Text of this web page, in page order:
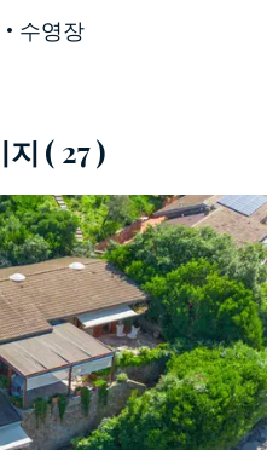
맑은 바다, 수백 년 된
서비스가 어우러진
틸리오네 델라 페스카
의 중심지도 가까운
올리브 나무가 있는 주
그리고 엔터테인먼트
선사합니다.
빌라는 넓은 개방 공
재를사용하여 주변 경
이고 깔끔한 라인을 자
전통을 연상시키는 노
수영장
지 ( 27 )